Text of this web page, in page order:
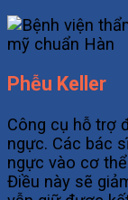
Phễu Keller
Công cụ hỗ trợ
ngực. Các bác
ngực vào cơ
Điều này sẽ